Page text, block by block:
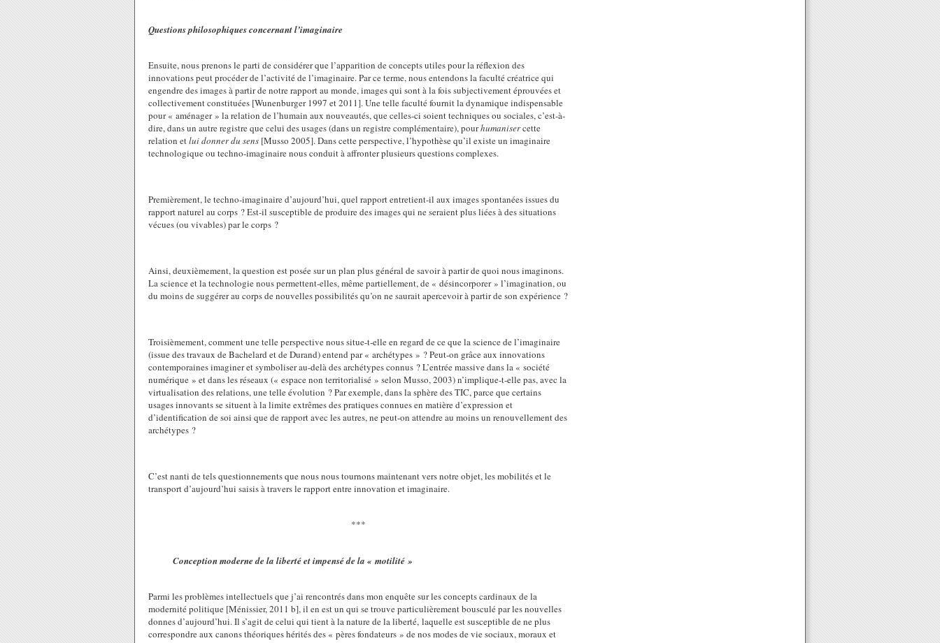
Questions philosophiques concernant l’imaginaire
Ensuite, nous prenons le parti de considérer que l’apparition de concepts utiles pour la réflexion des
innovations peut procéder de l’activité de l’imaginaire. Par ce terme, nous entendons la faculté créatrice qui
engendre des images à partir de notre rapport au monde, images qui sont à la fois subjectivement éprouvées et
collectivement constituées [Wunenburger 1997 et 2011]. Une telle faculté fournit la dynamique indispensable
pour « aménager » la relation de l’humain aux nouveautés, que celles-ci soient techniques ou sociales, c’est-à-
dire, dans un autre registre que celui des usages (dans un registre complémentaire), pourhumanisercette
relation etlui donner du sens [Musso 2005]. Dans cette perspective, l’hypothèse qu’il existe un imaginaire
technologique ou techno-imaginaire nous conduit à affronter plusieurs questions complexes.
Premièrement, le techno-imaginaire d’aujourd’hui, quel rapport entretient-il aux images spontanées issues du
rapport naturel au corps ? Est-il susceptible de produire des images qui ne seraient plus liées à des situations
vécues (ou vivables) par le corps ?
Ainsi, deuxièmement, la question est posée sur un plan plus général de savoir à partir de quoi nous imaginons.
La science et la technologie nous permettent-elles, même partiellement, de « désincorporer » l’imagination, ou
du moins de suggérer au corps de nouvelles possibilités qu’on ne saurait apercevoir à partir de son expérience ?
Troisièmement, comment une telle perspective nous situe-t-elle en regard de ce que la science de l’imaginaire
(issue des travaux de Bachelard et de Durand) entend par « archétypes » ? Peut-on grâce aux innovations
contemporaines imaginer et symboliser au-delà des archétypes connus ? L’entrée massive dans la « société
numérique » et dans les réseaux (« espace non territorialisé » selon Musso, 2003) n’implique-t-elle pas, avec la
virtualisation des relations, une telle évolution ? Par exemple, dans la sphère des TIC, parce que certains
usages innovants se situent à la limite extrêmes des pratiques connues en matière d’expression et
d’identification de soi ainsi que de rapport avec les autres, ne peut-on attendre au moins un renouvellement des
archétypes ?
C’est nanti de tels questionnements que nous nous tournons maintenant vers notre objet, les mobilités et le
transport d’aujourd’hui saisis à travers le rapport entre innovation et imaginaire.
***
Conception moderne de la liberté et impensé de la « motilité »
Parmi les problèmes intellectuels que j’ai rencontrés dans mon enquête sur les concepts cardinaux de la
modernité politique [Ménissier, 2011 b], il en est un qui se trouve particulièrement bousculé par les nouvelles
donnes d’aujourd’hui. Il s’agit de celui qui tient à la nature de la liberté, laquelle est susceptible de ne plus
correspondre aux canons théoriques hérités des « pères fondateurs » de nos modes de vie sociaux, moraux et